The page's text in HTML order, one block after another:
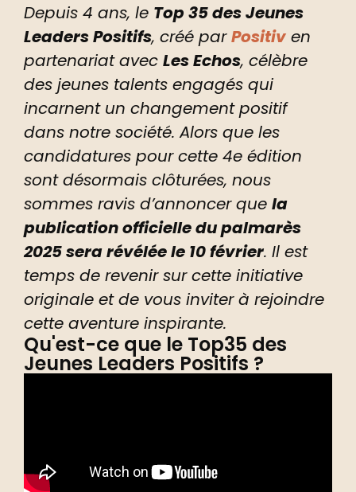
Depuis 4 ans, le Top 35 des Jeunes
Leaders Positifs, créé parPositiv en
partenariat avec Les Echos, célèbre
des jeunes talents engagés qui
incarnent un changement positif
dans notre société. Alors que les
candidatures pour cette 4e édition
sont désormais clôturées, nous
sommes ravis d’annoncer que la
publication officielle du palmarès
2025 sera révélée le 10 février. Il est
temps de revenir sur cette initiative
originale et de vous inviter à rejoindre
cette aventure inspirante.
Qu'est-ce que le Top35 des
Jeunes Leaders Positifs ?